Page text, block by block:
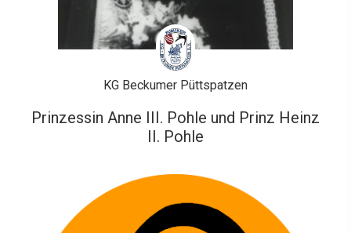
KG Beckumer Püttspatzen
Prinzessin Anne III. Pohle und Prinz Heinz
II. Pohle